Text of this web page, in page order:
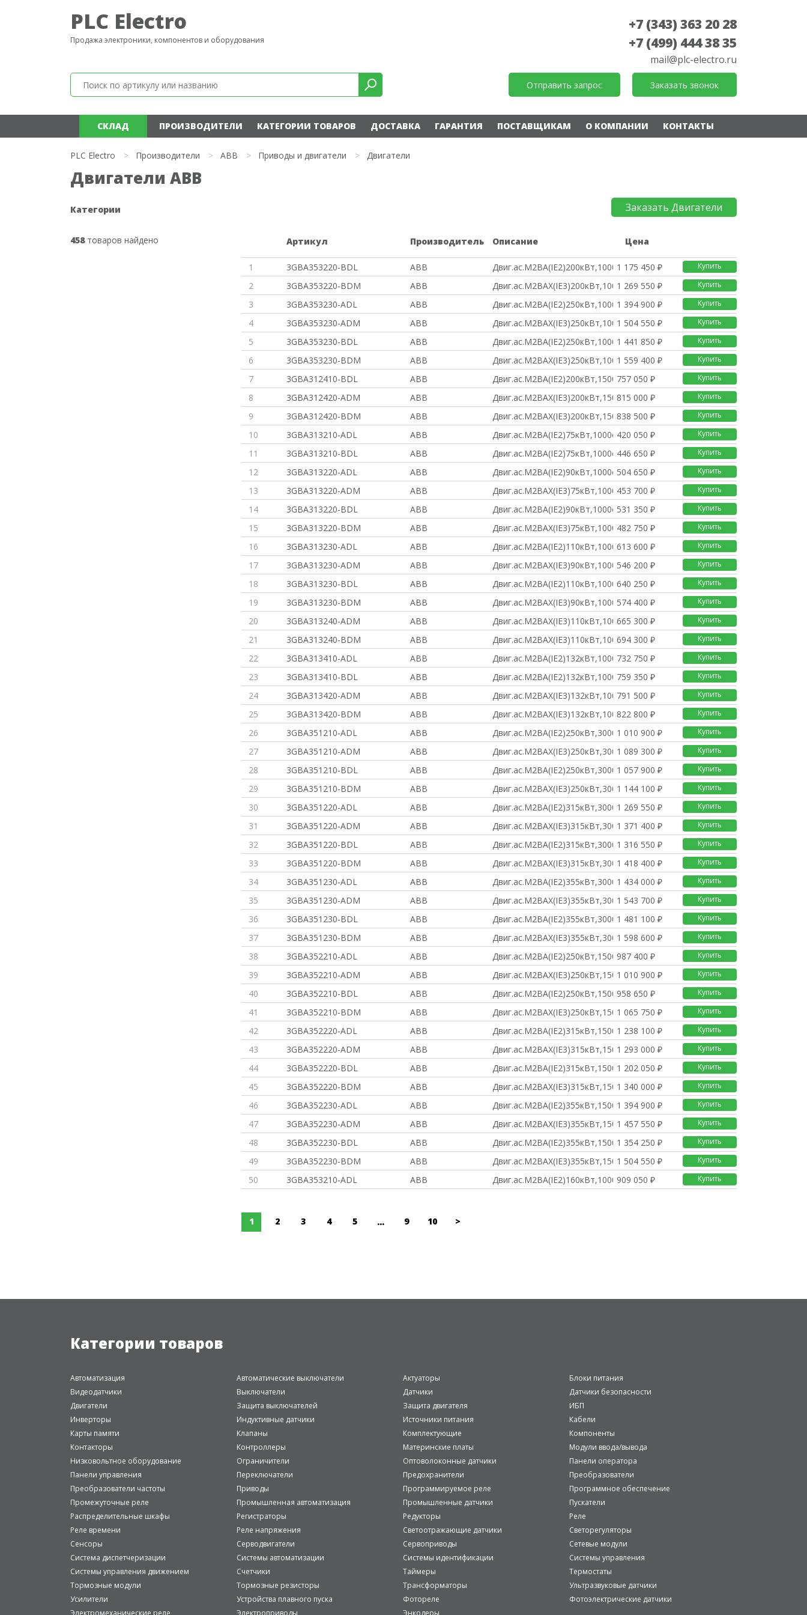
PLC Electro
Продажа электроники, компонентов и оборудования
+7 (343) 363 20 28
+7 (499) 444 38 35
mail@plc-electro.ru
Отправить запрос Заказать звонок
СКЛАД ПРОИЗВОДИТЕЛИ КАТЕГОРИИ ТОВАРОВ ДОСТАВКА ГАРАНТИЯ ПОСТАВЩИКАМ О КОМПАНИИ КОНТАКТЫ
PLC Electro > Производители > ABB > Приводы и двигатели > Двигатели
Двигатели ABB
Категории
458товаров найдено
Заказать Двигатели
Артикул Производитель Описание Цена
1 3GBA353220-BDL ABB Двиг.ас.M2BA(IE2)200кВт,1000о/1 175 450 ₽ Купить
2 3GBA353220-BDM ABB Двиг.ас.M2BAX(IE3)200кВт,1000о1 269 550 ₽ Купить
3 3GBA353230-ADL ABB Двиг.ас.M2BA(IE2)250кВт,1000о/1 394 900 ₽ Купить
4 3GBA353230-ADM ABB Двиг.ас.M2BAX(IE3)250кВт,1000о1 504 550 ₽ Купить
5 3GBA353230-BDL ABB Двиг.ас.M2BA(IE2)250кВт,1000о/1 441 850 ₽ Купить
6 3GBA353230-BDM ABB Двиг.ас.M2BAX(IE3)250кВт,1000о1 559 400 ₽ Купить
7 3GBA312410-BDL ABB Двиг.ас.M2BA(IE2)200кВт,1500о/757 050 ₽ Купить
8 3GBA312420-ADM ABB Двиг.ас.M2BAX(IE3)200кВт,1500о815 000 ₽ Купить
9 3GBA312420-BDM ABB Двиг.ас.M2BAX(IE3)200кВт,1500о838 500 ₽ Купить
10 3GBA313210-ADL ABB Двиг.ас.M2BA(IE2)75кВт,1000о/м420 050 ₽ Купить
11 3GBA313210-BDL ABB Двиг.ас.M2BA(IE2)75кВт,1000о/м446 650 ₽ Купить
12 3GBA313220-ADL ABB Двиг.ас.M2BA(IE2)90кВт,1000о/м504 650 ₽ Купить
13 3GBA313220-ADM ABB Двиг.ас.M2BAX(IE3)75кВт,1000о/453 700 ₽ Купить
14 3GBA313220-BDL ABB Двиг.ас.M2BA(IE2)90кВт,1000о/м531 350 ₽ Купить
15 3GBA313220-BDM ABB Двиг.ас.M2BAX(IE3)75кВт,1000о/482 750 ₽ Купить
16 3GBA313230-ADL ABB Двиг.ас.M2BA(IE2)110кВт,1000о/613 600 ₽ Купить
17 3GBA313230-ADM ABB Двиг.ас.M2BAX(IE3)90кВт,1000о/546 200 ₽ Купить
18 3GBA313230-BDL ABB Двиг.ас.M2BA(IE2)110кВт,1000о/640 250 ₽ Купить
19 3GBA313230-BDM ABB Двиг.ас.M2BAX(IE3)90кВт,1000о/574 400 ₽ Купить
20 3GBA313240-ADM ABB Двиг.ас.M2BAX(IE3)110кВт,1000о665 300 ₽ Купить
21 3GBA313240-BDM ABB Двиг.ас.M2BAX(IE3)110кВт,1000о694 300 ₽ Купить
22 3GBA313410-ADL ABB Двиг.ас.M2BA(IE2)132кВт,1000о/732 750 ₽ Купить
23 3GBA313410-BDL ABB Двиг.ас.M2BA(IE2)132кВт,1000о/759 350 ₽ Купить
24 3GBA313420-ADM ABB Двиг.ас.M2BAX(IE3)132кВт,1000о791 500 ₽ Купить
25 3GBA313420-BDM ABB Двиг.ас.M2BAX(IE3)132кВт,1000о822 800 ₽ Купить
26 3GBA351210-ADL ABB Двиг.ас.M2BA(IE2)250кВт,3000о/1 010 900 ₽ Купить
27 3GBA351210-ADM ABB Двиг.ас.M2BAX(IE3)250кВт,3000о1 089 300 ₽ Купить
28 3GBA351210-BDL ABB Двиг.ас.M2BA(IE2)250кВт,3000о/1 057 900 ₽ Купить
29 3GBA351210-BDM ABB Двиг.ас.M2BAX(IE3)250кВт,3000о1 144 100 ₽ Купить
30 3GBA351220-ADL ABB Двиг.ас.M2BA(IE2)315кВт,3000о/1 269 550 ₽ Купить
31 3GBA351220-ADM ABB Двиг.ас.M2BAX(IE3)315кВт,3000о1 371 400 ₽ Купить
32 3GBA351220-BDL ABB Двиг.ас.M2BA(IE2)315кВт,3000о/1 316 550 ₽ Купить
33 3GBA351220-BDM ABB Двиг.ас.M2BAX(IE3)315кВт,3000о1 418 400 ₽ Купить
34 3GBA351230-ADL ABB Двиг.ас.M2BA(IE2)355кВт,3000о/1 434 000 ₽ Купить
35 3GBA351230-ADM ABB Двиг.ас.M2BAX(IE3)355кВт,3000о1 543 700 ₽ Купить
36 3GBA351230-BDL ABB Двиг.ас.M2BA(IE2)355кВт,3000о/1 481 100 ₽ Купить
37 3GBA351230-BDM ABB Двиг.ас.M2BAX(IE3)355кВт,3000о1 598 600 ₽ Купить
38 3GBA352210-ADL ABB Двиг.ас.M2BA(IE2)250кВт,1500о/987 400 ₽ Купить
39 3GBA352210-ADM ABB Двиг.ас.M2BAX(IE3)250кВт,1500о1 010 900 ₽ Купить
40 3GBA352210-BDL ABB Двиг.ас.M2BA(IE2)250кВт,1500о/958 650 ₽ Купить
41 3GBA352210-BDM ABB Двиг.ас.M2BAX(IE3)250кВт,1500о1 065 750 ₽ Купить
42 3GBA352220-ADL ABB Двиг.ас.M2BA(IE2)315кВт,1500о/1 238 100 ₽ Купить
43 3GBA352220-ADM ABB Двиг.ас.M2BAX(IE3)315кВт,1500о1 293 000 ₽ Купить
44 3GBA352220-BDL ABB Двиг.ас.M2BA(IE2)315кВт,1500о/1 202 050 ₽ Купить
45 3GBA352220-BDM ABB Двиг.ас.M2BAX(IE3)315кВт,1500о1 340 000 ₽ Купить
46 3GBA352230-ADL ABB Двиг.ас.M2BA(IE2)355кВт,1500о/1 394 900 ₽ Купить
47 3GBA352230-ADM ABB Двиг.ас.M2BAX(IE3)355кВт,1500о1 457 550 ₽ Купить
48 3GBA352230-BDL ABB Двиг.ас.M2BA(IE2)355кВт,1500о/1 354 250 ₽ Купить
49 3GBA352230-BDM ABB Двиг.ас.M2BAX(IE3)355кВт,1500о1 504 550 ₽ Купить
50 3GBA353210-ADL ABB Двиг.ас.M2BA(IE2)160кВт,1000о/909 050 ₽ Купить
1 2 3 4 5 ... 9 10 >
Категории товаров
Автоматизация Автоматические выключатели Актуаторы
Блоки питания
Видеодатчики
Выключатели Датчики
Датчики безопасности
Двигатели
Защита выключателей Защита двигателя
ИБП
Инверторы
Индуктивные датчики Источники питания
Кабели
Карты памяти
Клапаны Комплектующие
Компоненты
Контакторы
Контроллеры Материнские платы
Модули ввода/вывода
Низковольтное оборудование
Ограничители Оптоволоконные датчики
Панели оператора
Панели управления
Переключатели Предохранители
Преобразователи
Преобразователи частоты
Приводы Программируемое реле
Программное обеспечение
Промежуточные реле
Промышленная автоматизация Промышленные датчики
Пускатели
Распределительные шкафы
Регистраторы Редукторы
Реле
Реле времени
Реле напряжения Светоотражающие датчики
Светорегуляторы
Сенсоры
Серводвигатели Сервоприводы
Сетевые модули
Система диспетчеризации
Системы автоматизации Системы идентификации
Системы управления
Системы управления движением
Счетчики Таймеры
Термостаты
Тормозные модули
Тормозные резисторы Трансформаторы
Ультразвуковые датчики
Усилители
Устройства плавного пуска Фотореле
Фотоэлектрические датчики
Электромеханические реле
Электроприводы Энкодеры